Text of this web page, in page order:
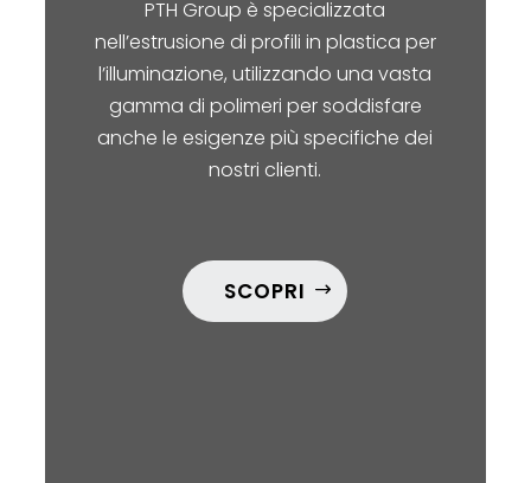
PTH Group è specializzata
nell’estrusione di profili in plastica per
l’illuminazione, utilizzando una vasta
gamma di polimeri per soddisfare
anche le esigenze più specifiche dei
nostri clienti.
SCOPRI